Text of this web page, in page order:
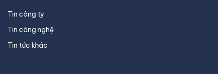
Tin công ty
Tin công nghệ
Tin tức khác